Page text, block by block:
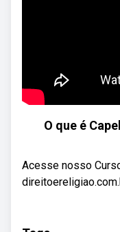
O que é
Acesse nosso